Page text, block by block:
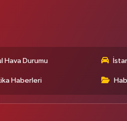
Hava Durumu
Haberleri